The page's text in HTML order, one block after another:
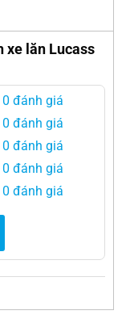
xe lăn Lucass
0 đánh giá
0 đánh giá
0 đánh giá
0 đánh giá
0 đánh giá